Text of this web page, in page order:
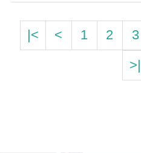
|< < 1 2 3
>|